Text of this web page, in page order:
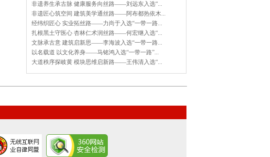
非遗养生承古脉 健康服务向丝路——刘远东入选“...
非遗匠心筑空间 建筑美学通丝路——阿布都热依木...
经纬织匠心 实业拓丝路——力尚于入选“一带一路...
扎根黑土守医心 杏林仁术润丝路——何宏继入选“...
文脉承古意 建筑启新思——李海波入选“一带一路...
以名载道 以文化养身——马铭鸿入选“一带一路”...
大道秩序探岐黄 模块思维启新路——王伟清入选“...